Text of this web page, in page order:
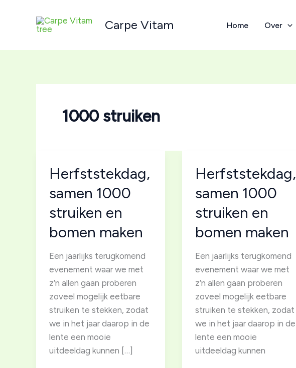
Carpe Vitam Home Over
1000 struiken
Herfststekdag,
samen 1000
struiken en
bomen maken
Een jaarlijks terugkomend
evenement waar we met
z’n allen gaan proberen
zoveel mogelijk eetbare
struiken te stekken, zodat
we in het jaar daarop in de
lente een mooie
uitdeeldag kunnen […]
Herfststekdag,
samen 1000
struiken en
bomen maken
Een jaarlijks terugkomend
evenement waar we met
z’n allen gaan proberen
zoveel mogelijk eetbare
struiken te stekken, zodat
we in het jaar daarop in de
lente een mooie
uitdeeldag kunnen